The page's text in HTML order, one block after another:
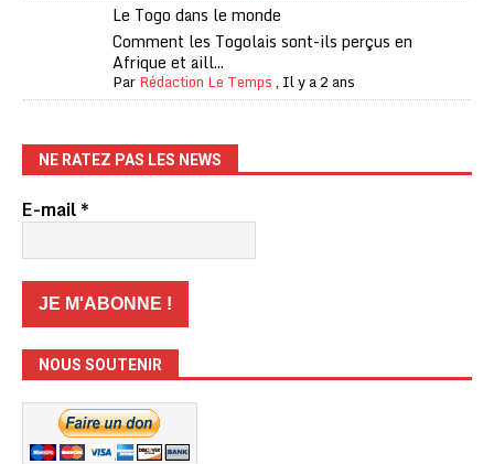
Le Togo dans le monde
Comment les Togolais sont-ils perçus en
Afrique et aill...
ParRédaction Le Temps, Il y a 2 ans
NE RATEZ PAS LES NEWS
E-mail*
NOUS SOUTENIR